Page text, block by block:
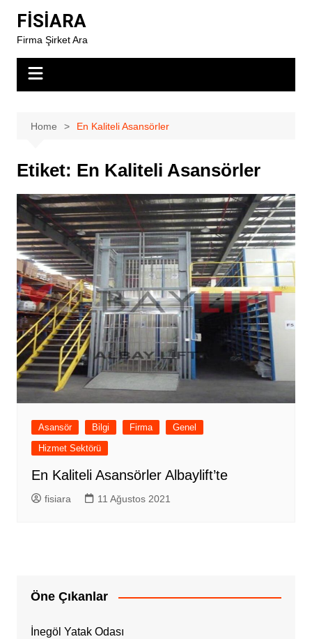
content
FİSİARA
Firma Şirket Ara
Home En Kaliteli Asansörler
Etiket: En Kaliteli Asansörler
Asansör Bilgi Firma
Genel
Hizmet Sektörü
En Kaliteli Asansörler Albaylift’te
fisiara 11 Ağustos 2021
Öne Çıkanlar
İnegöl Yatak Odası